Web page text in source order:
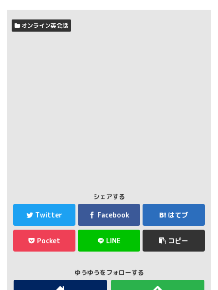
オンライン英会話
シェアする
Twitter Facebook はてブ
Pocket LINE コピー
ゆうゆうをフォローする